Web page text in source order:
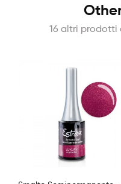
16 altri prodotti